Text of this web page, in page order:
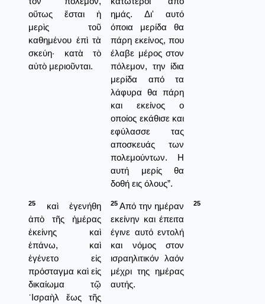
οὕτως ἔσται ἡ
μερὶς τοῦ
καθημένου ἐπὶ τὰ
σκεύη· κατὰ τὸ
αὐτὸ μεριοῦνται.
ημάς. Δι' αυτό
όποια μερίδα θα
πάρη εκείνος, που
έλαβε μέρος στον
πόλεμον, την ίδια
μερίδα από τα
λάφυρα θα πάρη
και εκείνος ο
οποίος εκάθισε και
εφύλασσε τας
αποσκευάς των
πολεμούντων. Η
αυτή μερίς θα
δοθή εις όλους”.
25
καὶ ἐγενήθη
ἀπὸ τῆς ἡμέρας
ἐκείνης καὶ
ἐπάνω, καὶ
ἐγένετο εἰς
πρόσταγμα καὶ εἰς
δικαίωμα τῷ
᾿Ισραὴλ ἕως τῆς
25 Από την ημέραν
εκείνην και έπειτα
έγινε αυτό εντολή
και νόμος στον
ισραηλιτικόν λαόν
μέχρι της ημέρας
αυτής.
25